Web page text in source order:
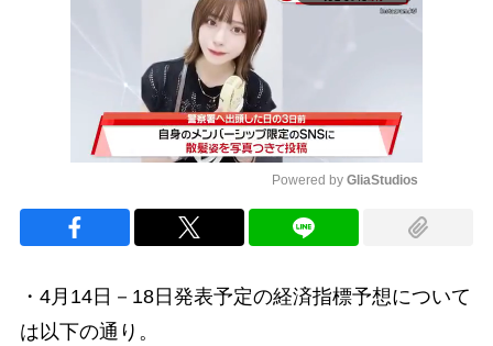
Powered by GliaStudios
・4月14日－18日発表予定の経済指標予想について
は以下の通り。